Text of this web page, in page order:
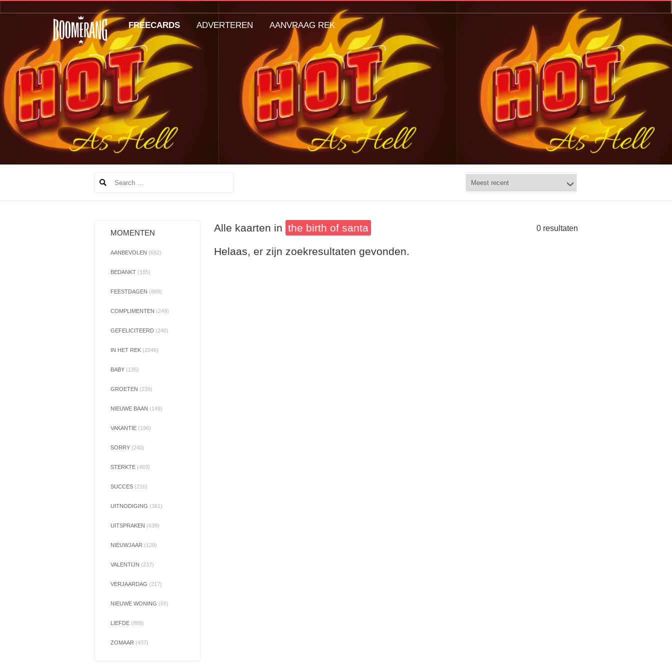
MOMENTEN
AANBEVOLEN (692)
BEDANKT (185)
FEESTDAGEN (889)
COMPLIMENTEN (249)
GEFELICITEERD (240)
IN HET REK (2046)
BABY (135)
GROETEN (239)
NIEUWE BAAN (149)
VAKANTIE (196)
SORRY (240)
STERKTE (483)
SUCCES (216)
UITNODIGING (361)
UITSPRAKEN (639)
NIEUWJAAR (128)
VALENTIJN (237)
VERJAARDAG (217)
NIEUWE WONING (65)
LIEFDE (889)
ZOMAAR (437)
Alle kaarten in the birth of santa 0 resultaten
Helaas, er zijn zoekresultaten gevonden.
FREECARDS ADVERTEREN AANVRAAG REK